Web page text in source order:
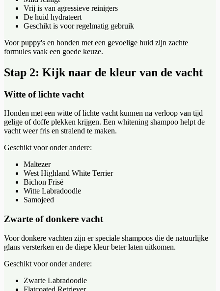
Vrij is van agressieve reinigers
De huid hydrateert
Geschikt is voor regelmatig gebruik
Voor puppy's en honden met een gevoelige huid zijn zachte
formules vaak een goede keuze.
Stap 2: Kijk naar de kleur van de vacht
Witte of lichte vacht
Honden met een witte of lichte vacht kunnen na verloop van tijd
gelige of doffe plekken krijgen. Een whitening shampoo helpt de
vacht weer fris en stralend te maken.
Geschikt voor onder andere:
Maltezer
West Highland White Terrier
Bichon Frisé
Witte Labradoodle
Samojeed
Zwarte of donkere vacht
Voor donkere vachten zijn er speciale shampoos die de natuurlijke
glans versterken en de diepe kleur beter laten uitkomen.
Geschikt voor onder andere:
Zwarte Labradoodle
Flatcoated Retriever